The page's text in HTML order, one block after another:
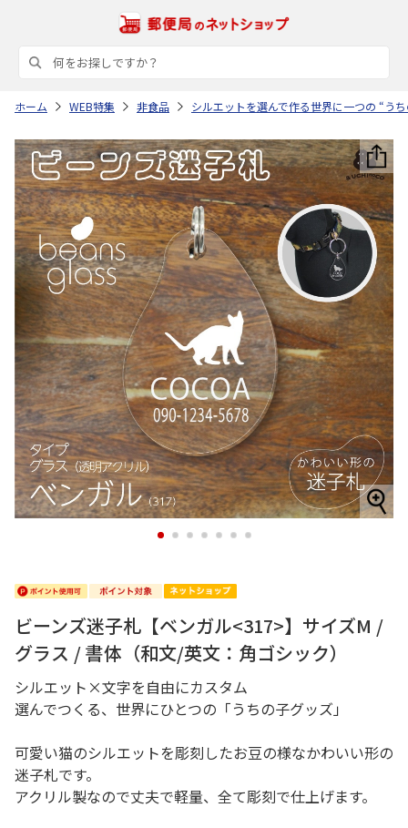
ホーム WEB特集 非食品 シルエットを選んで作る世界に一つの “う
1 2 3 4 5 6 7
ビーンズ迷子札【ベンガル<317>】サイズM /
グラス / 書体（和文/英文：角ゴシック）
シルエット×文字を自由にカスタム
選んでつくる、世界にひとつの「うちの子グッズ」
可愛い猫のシルエットを彫刻したお豆の様なかわいい形の
迷子札です。
アクリル製なので丈夫で軽量、全て彫刻で仕上げます。